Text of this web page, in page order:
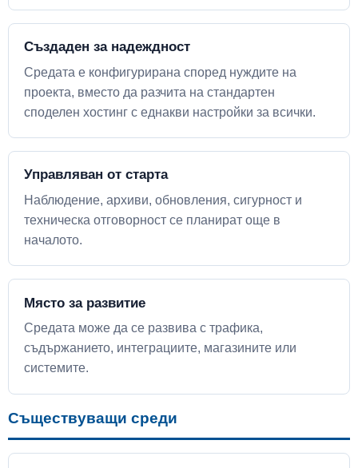
Създаден за надеждност
Средата е конфигурирана според нуждите на
проекта, вместо да разчита на стандартен
споделен хостинг с еднакви настройки за всички.
Управляван от старта
Наблюдение, архиви, обновления, сигурност и
техническа отговорност се планират още в
началото.
Място за развитие
Средата може да се развива с трафика,
съдържанието, интеграциите, магазините или
системите.
Съществуващи среди